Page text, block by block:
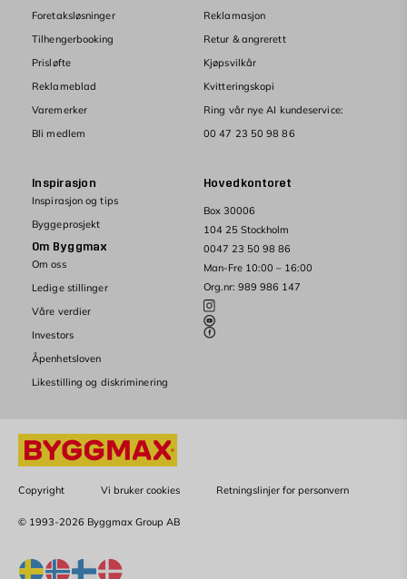
Hovedkontoret
Box 30006
104 25 Stockholm
0047 23 50 98 86
Man-Fre 10:00 – 16:00
Org.nr: 989 986 147
Foretaksløsninger
Tilhengerbooking
Prisløfte
Reklameblad
Varemerker
Bli medlem
Reklamasjon
Retur & angrerett
Kjøpsvilkår
Kvitteringskopi
Ring vår nye AI kundeservice:
00 47 23 50 98 86
Inspirasjon
Inspirasjon og tips
Byggeprosjekt
Om Byggmax
Om oss
Ledige stillinger
Våre verdier
Investors
Åpenhetsloven
Likestilling og diskriminering
Copyright Vi bruker cookies Retningslinjer for personvern
© 1993-2026 Byggmax Group AB